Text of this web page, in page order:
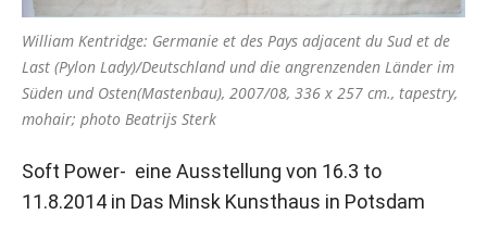
William Kentridge: Germanie et des Pays adjacent du Sud et de
Last (Pylon Lady)/Deutschland und die angrenzenden Länder im
Süden und Osten(Mastenbau), 2007/08, 336 x 257 cm., tapestry,
mohair; photo Beatrijs Sterk
Soft Power- eine Ausstellung von 16.3 to
11.8.2014 in Das Minsk Kunsthaus in Potsdam